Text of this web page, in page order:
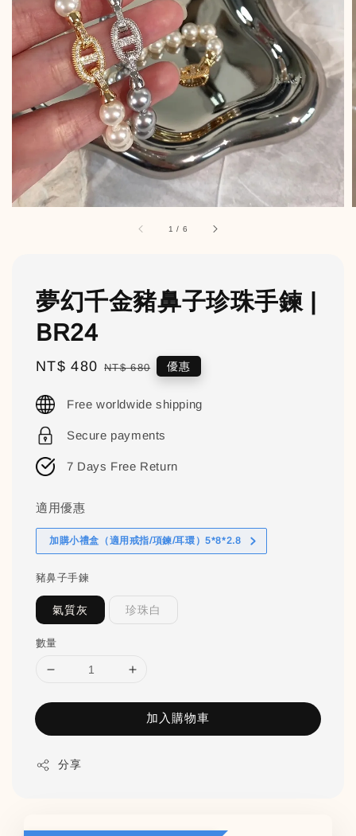
1 / 6
夢幻千金豬鼻子珍珠手鍊 |
BR24
Sale
NT$ 480 Regular
NT$ 680 優惠
Free worldwide shipping
Secure payments
7 Days Free Return
適用優惠
加購小禮盒（適用戒指/項鍊/耳環）5*8*2.8
豬鼻子手鍊
氣質灰 珍珠白
數量
加入購物車
分享